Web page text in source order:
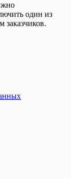
один из
заказчиков.